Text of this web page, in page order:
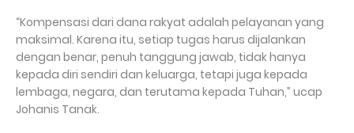
“Kompensasi dari dana rakyat adalah pelayanan yang
maksimal. Karena itu, setiap tugas harus dijalankan
dengan benar, penuh tanggung jawab, tidak hanya
kepada diri sendiri dan keluarga, tetapi juga kepada
lembaga, negara, dan terutama kepada Tuhan,” ucap
Johanis Tanak.